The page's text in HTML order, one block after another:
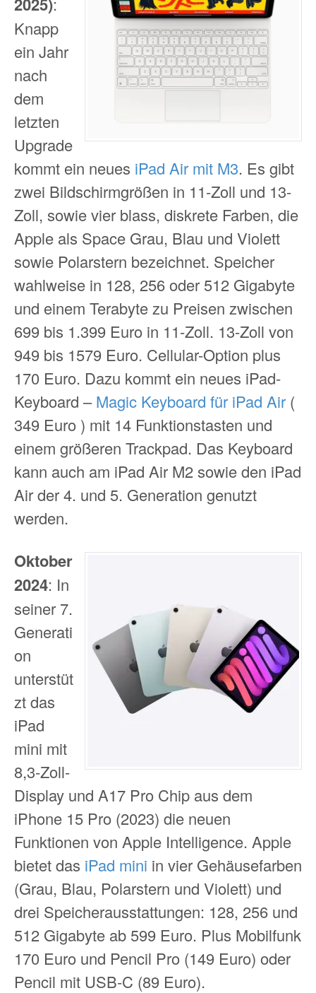
Knapp
ein Jahr
nach
dem
letzten
Upgrade
kommt ein neues iPad Air mit M3. Es gibt
zwei Bildschirmgrößen in 11-Zoll und 13-
Zoll, sowie vier blass, diskrete Farben, die
Apple als Space Grau, Blau und Violett
sowie Polarstern bezeichnet. Speicher
wahlweise in 128, 256 oder 512 Gigabyte
und einem Terabyte zu Preisen zwischen
699 bis 1.399 Euro in 11-Zoll. 13-Zoll von
949 bis 1579 Euro. Cellular-Option plus
170 Euro. Dazu kommt ein neues iPad-
Keyboard –Magic Keyboard für iPad Air (
349 Euro ) mit 14 Funktionstasten und
einem größeren Trackpad. Das Keyboard
kann auch am iPad Air M2 sowie den iPad
Air der 4. und 5. Generation genutzt
werden.
Oktober
2024: In
seiner 7.
Generati
on
unterstüt
zt das
iPad
mini mit
8,3-Zoll-
Display und A17 Pro Chip aus dem
iPhone 15 Pro (2023) die neuen
Funktionen von Apple Intelligence. Apple
bietet das iPad mini in vier Gehäusefarben
(Grau, Blau, Polarstern und Violett) und
drei Speicherausstattungen: 128, 256 und
512 Gigabyte ab 599 Euro. Plus Mobilfunk
170 Euro und Pencil Pro (149 Euro) oder
Pencil mit USB-C (89 Euro).